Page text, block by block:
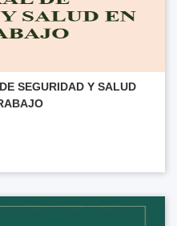
SEGURIDAD Y SALUD